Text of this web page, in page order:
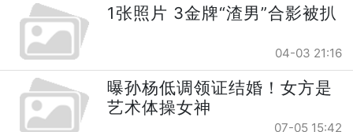
1张照片 3金牌“渣男”合影被扒
04-03 21:16
曝孙杨低调领证结婚！女方是
艺术体操女神
07-05 15:42